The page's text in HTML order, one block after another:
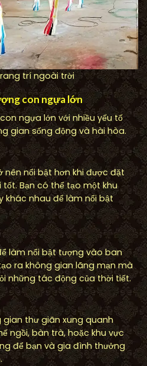
trí ngoài trời
con ngựa lớn
ngựa lớn với nhiều yếu tố
gian sống động và hài hòa.
nên nổi bật hơn khi được đặt
Bạn có thể tạo một khu
khác nhau để làm nổi bật
làm nổi bật tượng vào ban
ra không gian lãng mạn mà
những tác động của thời tiết.
gian thư giãn xung quanh
ngồi, bàn trà, hoặc khu vực
để bạn và gia đình thưởng